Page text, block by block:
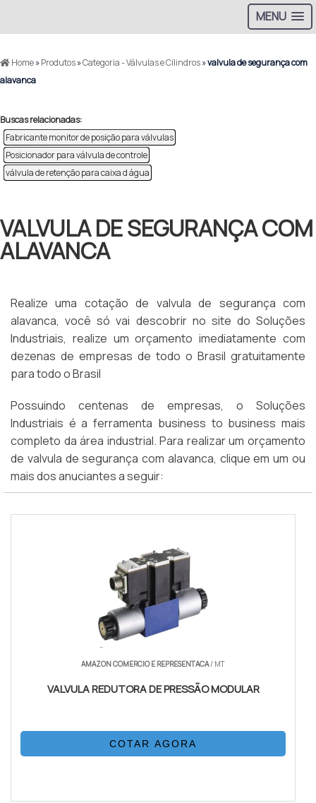
MENU
Home»Produtos»Categoria - Válvulas e Cilindros»valvula de segurança com
alavanca
Buscas relacionadas:
Fabricante monitor de posição para válvulas
Posicionador para válvula de controle
válvula de retenção para caixa d água
VALVULA DE SEGURANÇA COM
ALAVANCA
Realize uma cotação de valvula de segurança com
alavanca, você só vai descobrir no site do Soluções
Industriais, realize um orçamento imediatamente com
dezenas de empresas de todo o Brasil gratuitamente
para todo o Brasil
Possuindo centenas de empresas, o Soluções
Industriais é a ferramenta business to business mais
completo da área industrial. Para realizar um orçamento
de valvula de segurança com alavanca, clique em um ou
mais dos anuciantes a seguir:
AMAZON COMERCIO E REPRESENTACA/ MT
VALVULA REDUTORA DE PRESSÃO MODULAR
COTAR AGORA